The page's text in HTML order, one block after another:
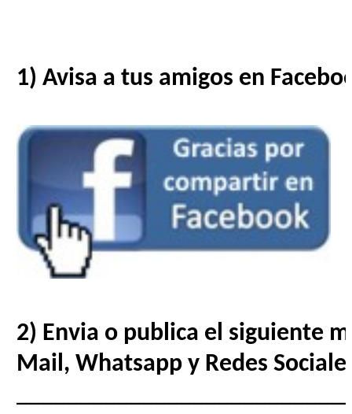
1) Avisa a tus amigos en
2) Envia o publica el siguiente
Mail, Whatsapp y Redes